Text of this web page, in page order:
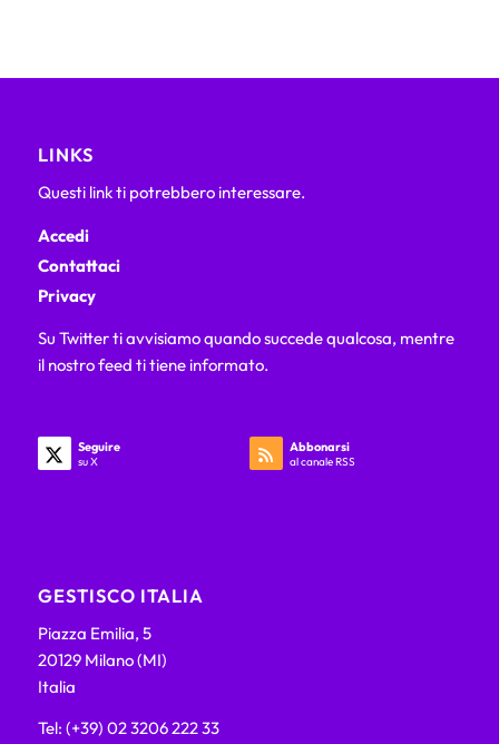
LINKS
Questi link ti potrebbero interessare.
Accedi
Contattaci
Privacy
Su Twitter ti avvisiamo quando succede qualcosa, mentre
il nostro feed ti tiene informato.
Seguire
su X
Abbonarsi
al canale RSS
GESTISCO ITALIA
Piazza Emilia, 5
20129 Milano (MI)
Italia
Tel: (+39) 02 3206 222 33